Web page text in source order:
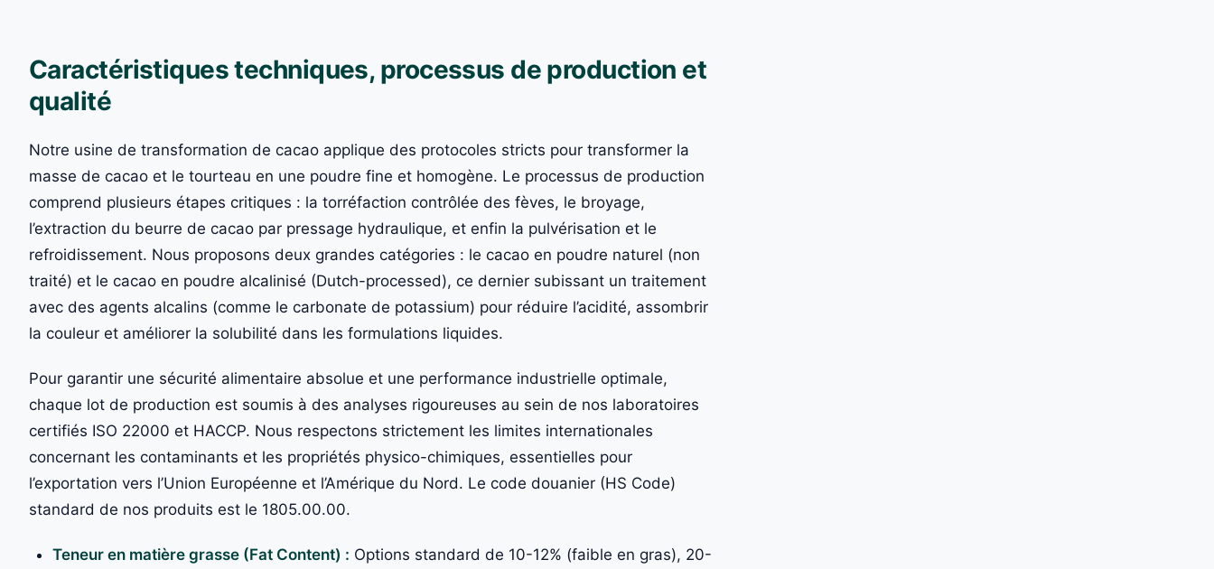
Caractéristiques techniques, processus de production et
qualité
Notre usine de transformation de cacao applique des protocoles stricts pour transformer la
masse de cacao et le tourteau en une poudre fine et homogène. Le processus de production
comprend plusieurs étapes critiques : la torréfaction contrôlée des fèves, le broyage,
l’extraction du beurre de cacao par pressage hydraulique, et enfin la pulvérisation et le
refroidissement. Nous proposons deux grandes catégories : le cacao en poudre naturel (non
traité) et le cacao en poudre alcalinisé (Dutch-processed), ce dernier subissant un traitement
avec des agents alcalins (comme le carbonate de potassium) pour réduire l’acidité, assombrir
la couleur et améliorer la solubilité dans les formulations liquides.
Pour garantir une sécurité alimentaire absolue et une performance industrielle optimale,
chaque lot de production est soumis à des analyses rigoureuses au sein de nos laboratoires
certifiés ISO 22000 et HACCP. Nous respectons strictement les limites internationales
concernant les contaminants et les propriétés physico-chimiques, essentielles pour
l’exportation vers l’Union Européenne et l’Amérique du Nord. Le code douanier (HS Code)
standard de nos produits est le 1805.00.00.
Teneur en matière grasse (Fat Content) : Options standard de 10-12% (faible en gras), 20-